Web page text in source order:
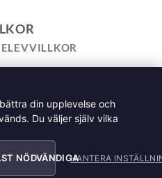
COOKIEPOLICY
KURSER I SÖMNAD OCH
35, 791 71 Falun Copyright
din upplevelse och
Du väljer själv vilka
NÖDVÄNDIGAHANTERA